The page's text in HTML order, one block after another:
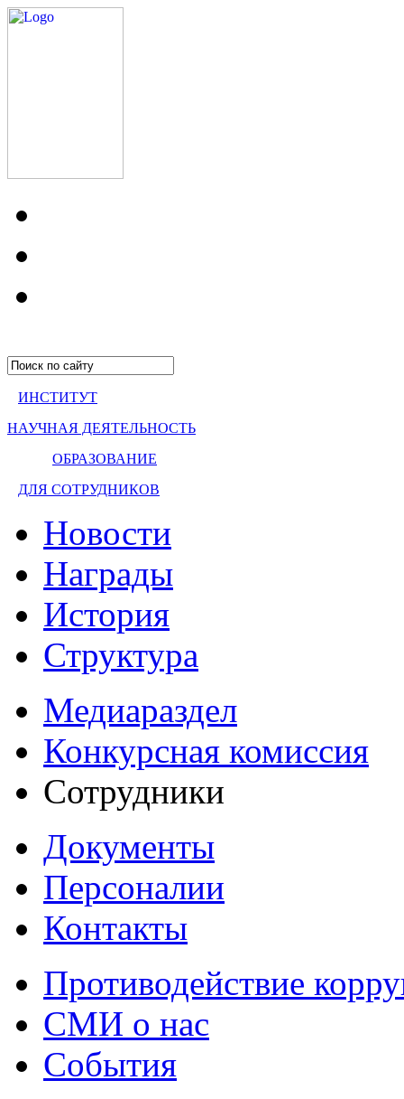
ИНСТИТУТ
НАУЧНАЯ ДЕЯТЕЛЬНОСТЬ
ОБРАЗОВАНИЕ
ДЛЯ СОТРУДНИКОВ
Новости
Награды
История
Структура
Медиараздел
Конкурсная комиссия
Сотрудники
Документы
Персоналии
Контакты
Противодействие
СМИ о нас
События